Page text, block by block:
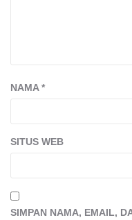
NAMA*
SITUS WEB
SIMPAN NAMA, EMAIL,